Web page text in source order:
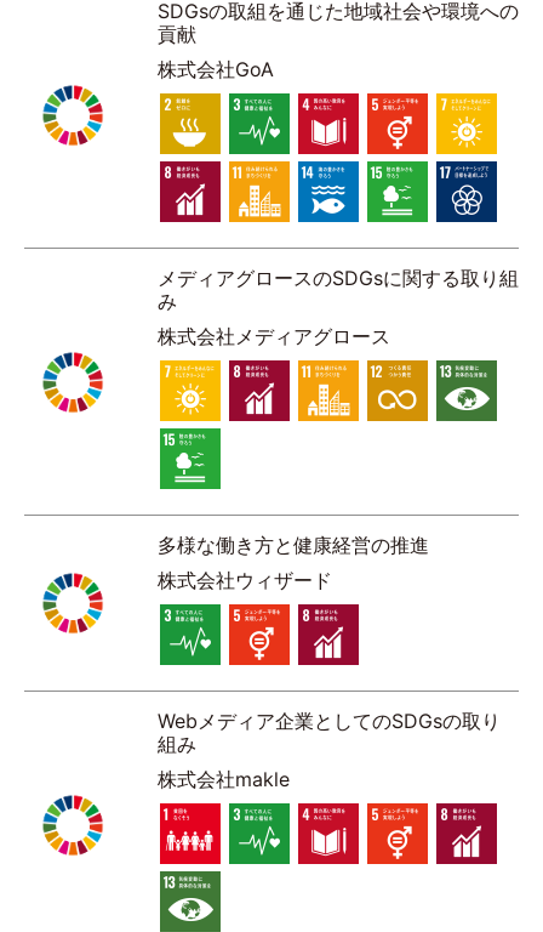
SDGsの取組を通じた地域社会や環境への
貢献
株式会社GoA
メディアグロースのSDGsに関する取り組
み
株式会社メディアグロース
多様な働き方と健康経営の推進
株式会社ウィザード
Webメディア企業としてのSDGsの取り
組み
株式会社makle